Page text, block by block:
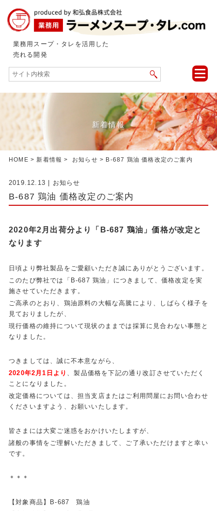
業務用スープ・タレを活用した
売れる開発
toggle
新着情報
HOME >新着情報 > お知らせ > B-687 鶏油 価格改定のご案内
2019.12.13 | お知らせ
B-687 鶏油 価格改定のご案内
2020年2月出荷分より「B-687 鶏油」価格が改定と
なります
日頃より弊社製品をご愛顧いただき誠にありがとうございます。
このたび弊社では「B-687 鶏油」につきまして、価格改定を実
施させていただきます。
ご高承のとおり、鶏油原料の大幅な高騰により、しばらく様子を
見ておりましたが、
現行価格の維持について現状のままでは採算に見合わない事態と
なりました。
つきましては、誠に不本意ながら、
2020年2月1日より
、製品価格を下記の通り改訂させていただく
ことになりました。
改定価格については、担当支店またはご利用問屋にお問い合わせ
くださいますよう、お願いいたします。
皆さまには大変ご迷惑をおかけいたしますが、
諸般の事情をご理解いただきまして、ご了承いただけますと幸い
です。
＊＊＊
【対象商品】B-687 鶏油